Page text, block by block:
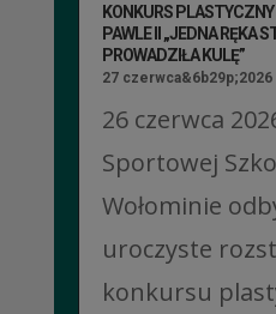
KONKURS
PAWLE II „JEDNA RĘKA
PROWADZIŁA KULĘ”
27 czerwca&6b29p;2026
26 czerwca
Sportowej
Wołominie
uroczyste
konkursu